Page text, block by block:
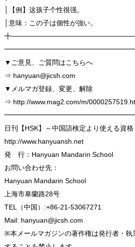
│【例】这孩子个性很强。
│意味：この子は個性が強い。
▼ご意見、ご質問はこちらへ
⇒ hanyuan@jicsh.com
▼メルマガ登録、変更、解除
⇒ http://www.mag2.com/m/
日刊【HSK】～中国語検定より使える資格
http://www.hanyuansh.net
発 行：Hanyuan Mandarin School
お問い合わせ先：
Hanyuan Mandarin School
上海市皋蘭路28号
TEL（中国）:+86-21-53067271
Mail: hanyuan@jicsh.com
※本メールマガジンの著作権は発行者・執